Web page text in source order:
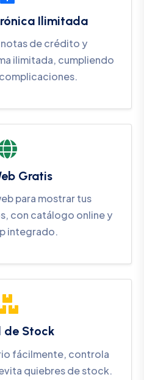
Ilimitada
de crédito y
ilimitada, cumpliendo
Gratis
para mostrar tus
con catálogo online y
integrado.
de Stock
fácilmente, controla
quiebres de stock.